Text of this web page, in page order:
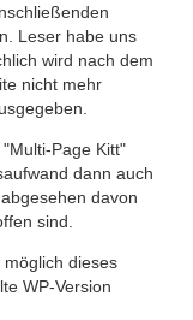
Leser habe uns
wird nach dem
nicht mehr
Page Kitt"
dann auch
davon
sind.
dieses
WP-Version